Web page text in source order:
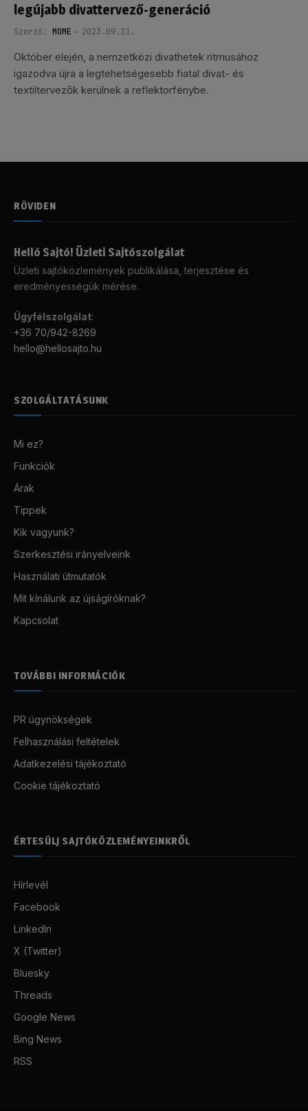
legújabb divattervező-generáció
Szerző: MOME 2023.09.11.
Október elején, a nemzetközi divathetek ritmusához
igazodva újra a legtehetségesebb fiatal divat- és
textiltervezők kerülnek a reflektorfénybe.
RÖVIDEN
Helló Sajtó! Üzleti Sajtószolgálat
Üzleti sajtóközlemények publikálása, terjesztése és
eredményességük mérése.
Ügyfélszolgálat:
+36 70/942-8269
hello@hellosajto.hu
SZOLGÁLTATÁSUNK
Mi ez?
Funkciók
Árak
Tippek
Kik vagyunk?
Szerkesztési irányelveink
Használati útmutatók
Mit kínálunk az újságíróknak?
Kapcsolat
TOVÁBBI INFORMÁCIÓK
PR ügynökségek
Felhasználási feltételek
Adatkezelési tájékoztató
Cookie tájékoztató
ÉRTESÜLJ SAJTÓKÖZLEMÉNYEINKRŐL
Hírlevél
Facebook
LinkedIn
X (Twitter)
Bluesky
Threads
Google News
Bing News
RSS